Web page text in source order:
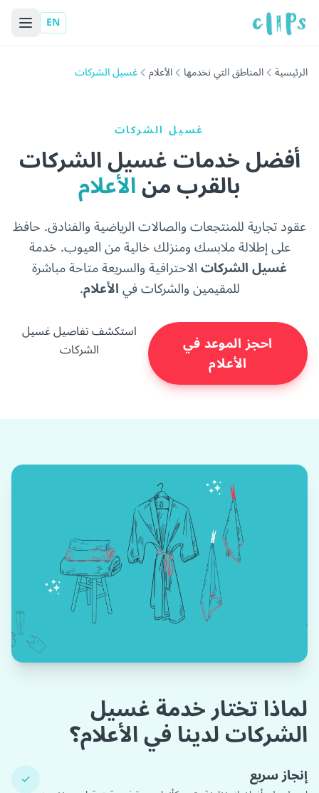
EN
الرئيسية المناطق التي نخدمها الأعلام غسيل الشركات
غسيل الشركات
أفضل خدمات غسيل الشركات
بالقرب منالأعلام
عقود تجارية للمنتجعات والصالات الرياضية والفنادق. حافظ
على إطلالة ملابسك ومنزلك خالية من العيوب. خدمة
غسيل الشركاتالاحترافية والسريعة متاحة مباشرة
للمقيمين والشركات فيالأعلام.
احجز الموعد في
الأعلام
استكشف تفاصيل غسيل
الشركات
لماذا تختار خدمة غسيل
الشركات لدينا في الأعلام؟
✓ إنجاز سريع